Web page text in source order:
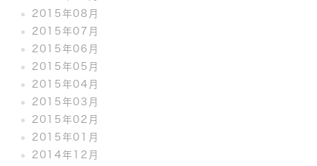
2015年08月
2015年07月
2015年06月
2015年05月
2015年04月
2015年03月
2015年02月
2015年01月
2014年12月